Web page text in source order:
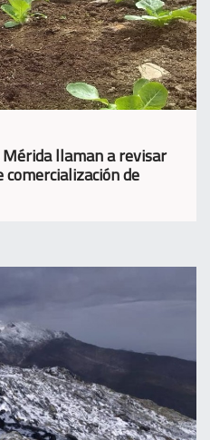
llaman a revisar
comercialización de